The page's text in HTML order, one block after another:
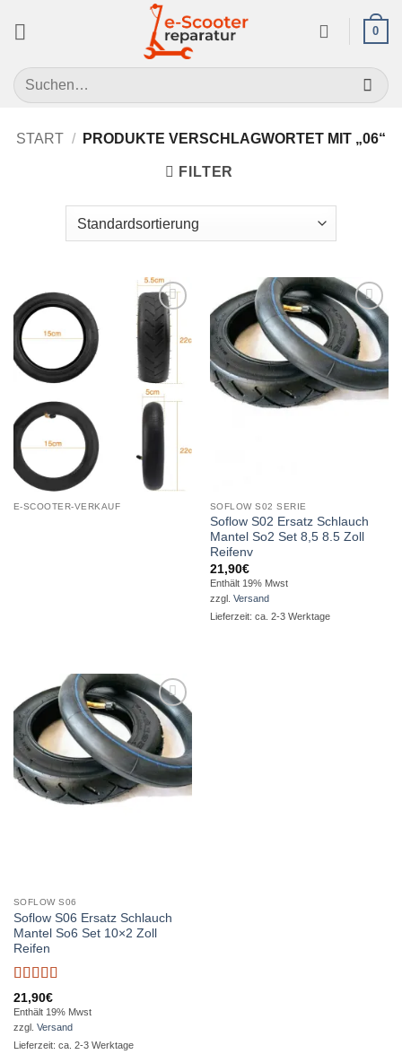
0
Suchen
nach:
START / PRODUKTE VERSCHLAGWORTET MIT „06“
FILTER
Auf die
Wunschliste
E-SCOOTER-VERKAUF
Auf die
Wunschliste
SOFLOW S02 SERIE
Soflow S02 Ersatz Schlauch
Mantel So2 Set 8,5 8.5 Zoll
Reifenv
21,90€
Enthält 19% Mwst
zzgl. Versand
Lieferzeit: ca. 2-3 Werktage
Auf die
Wunschliste
SOFLOW S06
Soflow S06 Ersatz Schlauch
Mantel So6 Set 10×2 Zoll
Reifen
Bewertet
mit5von 5
21,90€
Enthält 19% Mwst
zzgl. Versand
Lieferzeit: ca. 2-3 Werktage